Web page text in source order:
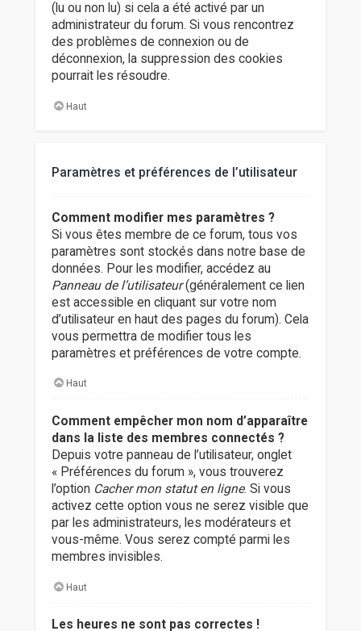
(lu ou non lu) si cela a été activé par un
administrateur du forum. Si vous rencontrez
des problèmes de connexion ou de
déconnexion, la suppression des cookies
pourrait les résoudre.
Haut
Paramètres et préférences de l’utilisateur
Comment modifier mes paramètres ?
Si vous êtes membre de ce forum, tous vos
paramètres sont stockés dans notre base de
données. Pour les modifier, accédez au
Panneau de l’utilisateur(généralement ce lien
est accessible en cliquant sur votre nom
d’utilisateur en haut des pages du forum). Cela
vous permettra de modifier tous les
paramètres et préférences de votre compte.
Haut
Comment empêcher mon nom d’apparaître
dans la liste des membres connectés ?
Depuis votre panneau de l’utilisateur, onglet
« Préférences du forum », vous trouverez
l’option Cacher mon statut en ligne. Si vous
activez cette option vous ne serez visible que
par les administrateurs, les modérateurs et
vous-même. Vous serez compté parmi les
membres invisibles.
Haut
Les heures ne sont pas correctes !